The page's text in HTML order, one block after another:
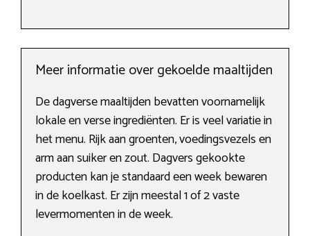
Meer informatie over gekoelde maaltijden
De dagverse maaltijden bevatten voornamelijk
lokale en verse ingrediënten. Er is veel variatie in
het menu. Rijk aan groenten, voedingsvezels en
arm aan suiker en zout. Dagvers gekookte
producten kan je standaard een week bewaren
in de koelkast. Er zijn meestal 1 of 2 vaste
levermomenten in de week.